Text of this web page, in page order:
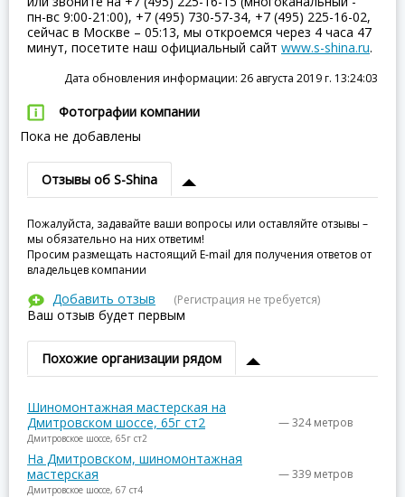
пн-вс 9:00-21:00), +7 (495) 730-57-34, +7 (495) 225-16-02,
сейчас в Москве – 05:13, мы откроемся через 4 часа 47
минут, посетите наш официальный сайт www.s-shina.ru.
Дата обновления информации: 26 августа 2019 г. 13:24:03
Фотографии компании
Пока не добавлены
Отзывы об S-Shina
Пожалуйста, задавайте ваши вопросы или оставляйте отзывы –
мы обязательно на них ответим!
Просим размещать настоящий E-mail для получения ответов от
владельцев компании
Добавить отзыв (Регистрация не требуется)
Ваш отзыв будет первым
Похожие организации рядом
Шиномонтажная мастерская на
Дмитровском шоссе, 65г ст2
Дмитровское шоссе, 65г ст2
— 324 метров
На Дмитровском, шиномонтажная
мастерская
Дмитровское шоссе, 67 ст4
— 339 метров